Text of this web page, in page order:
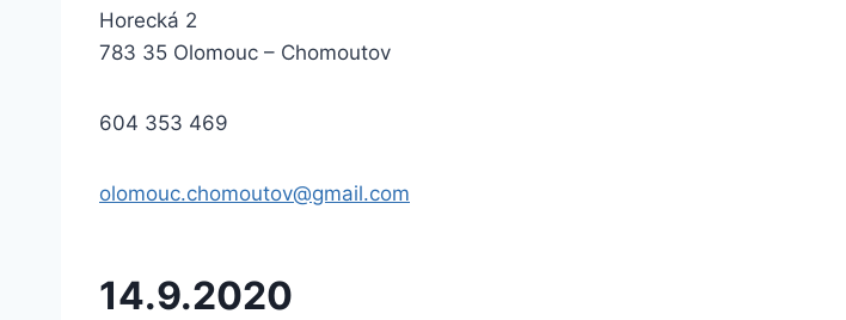
Horecká 2
783 35 Olomouc – Chomoutov
604 353 469
olomouc.chomoutov@gmail.com
14.9.2020